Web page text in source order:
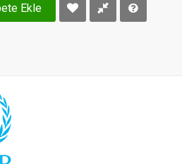
Ekle